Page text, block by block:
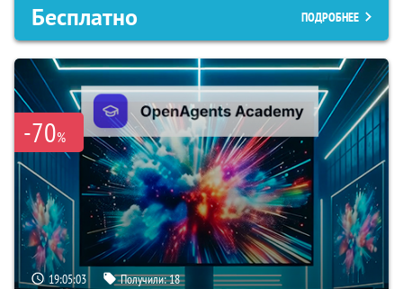
Бесплатно ПОДРОБНЕЕ
-70%
19:05:02 Получили:18